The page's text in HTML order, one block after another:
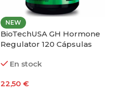
NEW
BioTechUSA GH Hormone
Regulator 120 Cápsulas
En stock
22,50 €